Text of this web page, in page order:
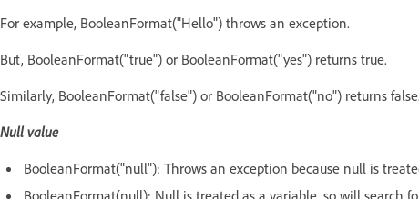
For example, BooleanFormat("Hello") throws an exception.
But, BooleanFormat("true") or BooleanFormat("yes") returns true.
Similarly, BooleanFormat("false") or BooleanFormat("no") returns false.
Null value
BooleanFormat("null"): Throws an exception because null is
BooleanFormat(null): Null is treated as a variable, so will search